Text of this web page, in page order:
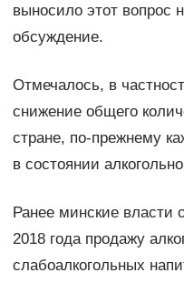
выносило этот вопрос
обсуждение.
Отмечалось, в
снижение общего
стране, по-прежнему
в состоянии
Ранее минские власти
2018 года продажу
слабоалкогольных